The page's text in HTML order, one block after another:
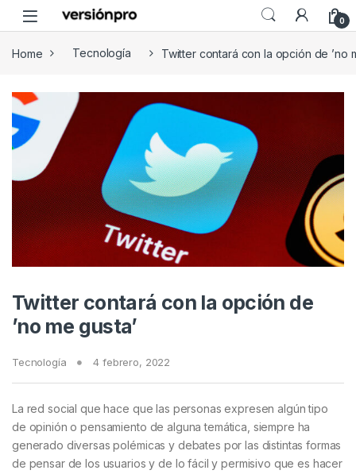
Skip to navigation
Skip to content
0
Home Tecnología Twitter contará con la opción de ’no
Twitter contará con la opción de
’no me gusta’
Tecnología 4 febrero, 2022
La red social que hace que las personas expresen algún tipo
de opinión o pensamiento de alguna temática, siempre ha
generado diversas polémicas y debates por las distintas formas
de pensar de los usuarios y de lo fácil y permisivo que es hacer